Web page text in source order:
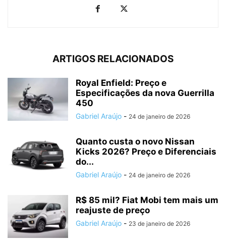
ARTIGOS RELACIONADOS
Royal Enfield: Preço e
Especificações da nova Guerrilla
450
Gabriel Araújo - 24 de janeiro de 2026
Quanto custa o novo Nissan
Kicks 2026? Preço e Diferenciais
do...
Gabriel Araújo - 24 de janeiro de 2026
R$ 85 mil? Fiat Mobi tem mais um
reajuste de preço
Gabriel Araújo - 23 de janeiro de 2026